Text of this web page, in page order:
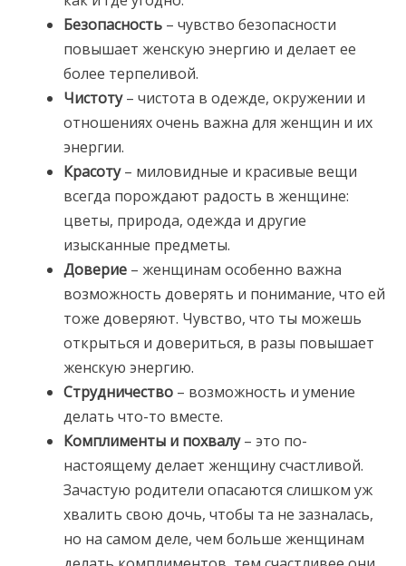
Безопасность – чувство безопасности
повышает женскую энергию и делает ее
более терпеливой.
Чистоту– чистота в одежде, окружении и
отношениях очень важна для женщин и их
энергии.
Красоту– миловидные и красивые вещи
всегда порождают радость в женщине:
цветы, природа, одежда и другие
изысканные предметы.
Доверие – женщинам особенно важна
возможность доверять и понимание, что ей
тоже доверяют. Чувство, что ты можешь
открыться и довериться, в разы повышает
женскую энергию.
Струдничество – возможность и умение
делать что-то вместе.
Комплименты и похвалу– это по-
настоящему делает женщину счастливой.
Зачастую родители опасаются слишком уж
хвалить свою дочь, чтобы та не зазналась,
но на самом деле, чем больше женщинам